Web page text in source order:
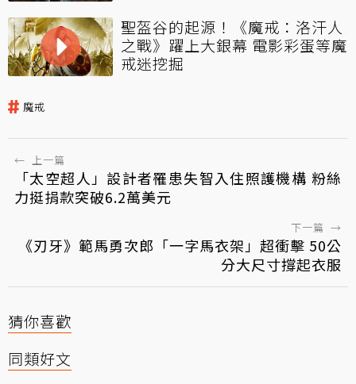
聖盔谷的起源！《魔戒：洛汗人
之戰》躍上大銀幕 電影彩蛋等魔
戒迷挖掘
魔戒
← 上一篇
「太空超人」設計者罹患失智入住照護機構 粉絲
力挺捐款突破6.2萬美元
下一篇 →
《刃牙》範馬勇次郎「一字馬衣架」超衝擊 50公
分大尺寸撐起衣服
猜你喜歡
同類好文